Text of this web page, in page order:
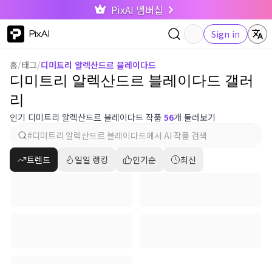
PixAI 멤버십
PixAI Sign in
홈/태그/디미트리 알렉산드르 블레이다드
디미트리 알렉산드르 블레이다드 갤러
리
인기 디미트리 알렉산드르 블레이다드 작품 56개 둘러보기
트렌드 일일 랭킹 인기순 최신